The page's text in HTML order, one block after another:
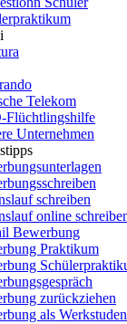
Telekom
Flüchtlingshilfe
Unternehmen
schreiben
online
Bewerbung
Praktikum
zurückziehen
als